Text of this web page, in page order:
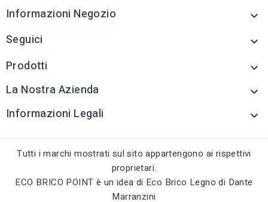
tuneRC LABEL
Disponibile online
Informazioni Negozio 
Seguici 
Prodotti 
La Nostra Azienda 
Informazioni Legali 
Tutti i marchi mostrati sul sito appartengono ai rispettivi
proprietari.
ECO BRICO POINT è un idea di Eco Brico Legno di Dante
Marranzini